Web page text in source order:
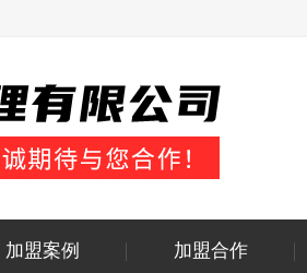
加盟案例 加盟合作